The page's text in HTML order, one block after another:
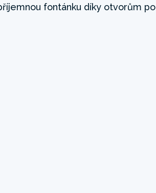
fontánku díky otvorům po